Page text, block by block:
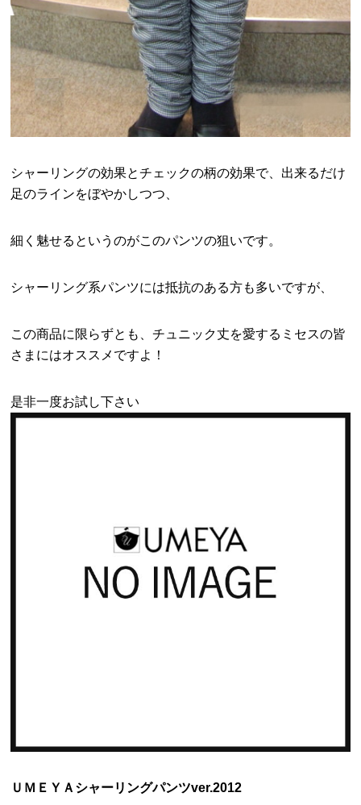
シャーリングの効果とチェックの柄の効果で、出来るだけ
足のラインをぼやかしつつ、
細く魅せるというのがこのパンツの狙いです。
シャーリング系パンツには抵抗のある方も多いですが、
この商品に限らずとも、チュニック丈を愛するミセスの皆
さまにはオススメですよ！
是非一度お試し下さい
ＵＭＥＹＡシャーリングパンツver.2012